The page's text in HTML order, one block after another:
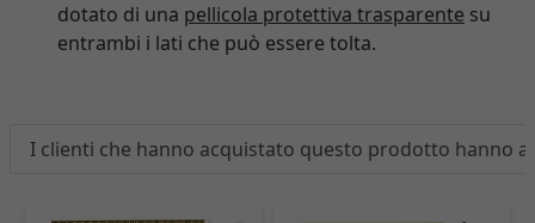
dotato di una pellicola protettiva trasparente su
entrambi i lati che può essere tolta.
I clienti che hanno acquistato questo prodotto hanno